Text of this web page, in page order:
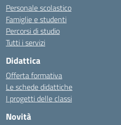
Personale scolastico
Famiglie e studenti
Percorsi di studio
Tutti i servizi
Didattica
Offerta formativa
Le schede didattiche
I progetti delle classi
Novità